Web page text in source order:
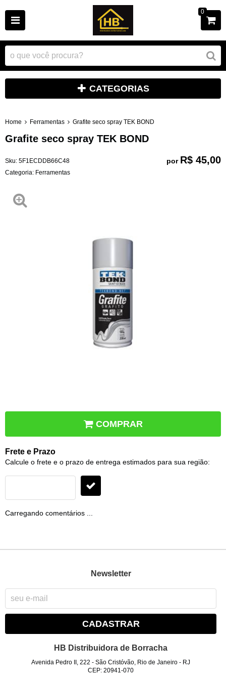
0
CATEGORIAS
Home Ferramentas Grafite seco spray TEK BOND
Grafite seco spray TEK BOND
Sku: 5F1ECDDB66C48
Categoria: Ferramentas
por R$ 45,00
COMPRAR
Frete e Prazo
Calcule o frete e o prazo de entrega estimados para sua região:
Carregando comentários ...
Newsletter
CADASTRAR
HB Distribuidora de Borracha
Avenida Pedro II, 222 -São Cristóvão, Rio de Janeiro - RJ
CEP: 20941-070